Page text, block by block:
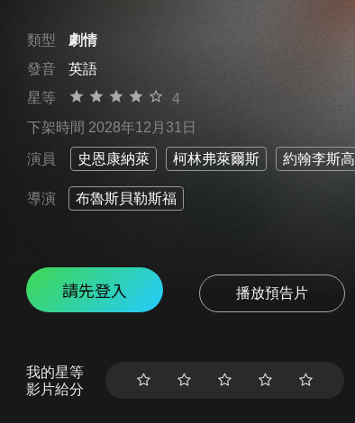
類型
劇情
發音
英語
星等
4
下架時間 2028年12月31日
演員 史恩康納萊 柯林弗萊爾斯 約翰李斯高
導演 布魯斯貝勒斯福
請先登入 播放預告片
我的星等
影片給分